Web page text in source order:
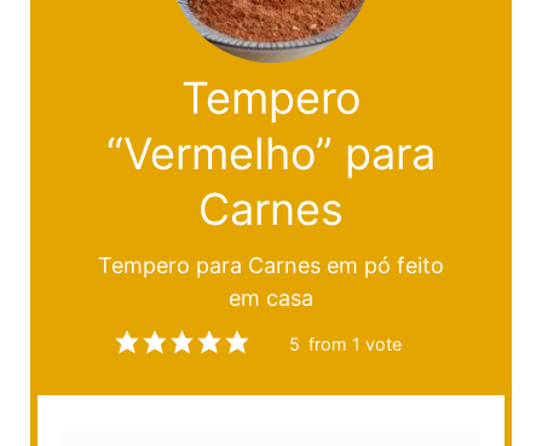
Tempero
“Vermelho” para
Carnes
Tempero para Carnes em pó feito
em casa
5 from 1 vote